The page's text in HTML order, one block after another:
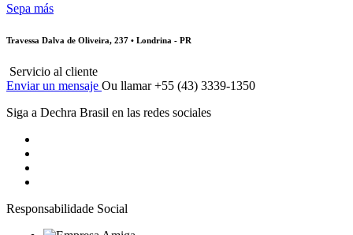
Sepa más
Travessa Dalva de Oliveira, 237 • Londrina - PR
Servicio al cliente
Enviar un mensaje Ou llamar +55 (43) 3339-1350
Siga a Dechra Brasil en las redes sociales
Responsabilidade Social